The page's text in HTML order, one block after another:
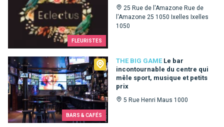
FLEURISTES
25 Rue de l'Amazone Rue de
l'Amazone 25 1050 Ixelles Ixelles
1050
BARS & CAFÉS
THE BIG GAME Le bar
incontournable du centre qui
mêle sport, musique et petits
prix
5 Rue Henri Maus 1000
The Big Game